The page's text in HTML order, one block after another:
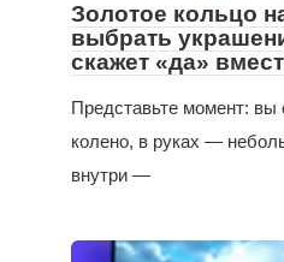
Золотое кольцо
выбрать
скажет «да»
Представьте момент: вы
колено, в руках —
внутри —